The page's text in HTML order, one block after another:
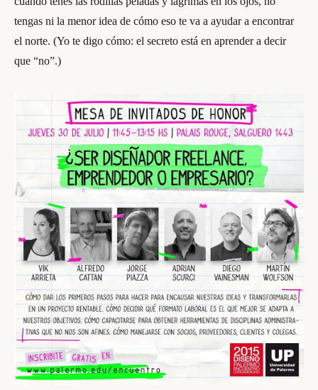
tengas ni la menor idea de cómo eso te va a ayudar a encontrar
el norte. (Yo te digo cómo: el secreto está en aprender a decir
que “no”.)